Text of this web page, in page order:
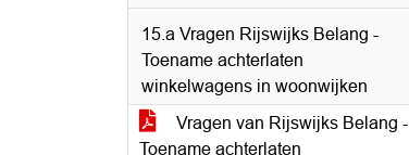
15.a Vragen Rijswijks Belang -
Toename achterlaten
winkelwagens in woonwijken
Vragen van Rijswijks Belang -
Toename achterlaten